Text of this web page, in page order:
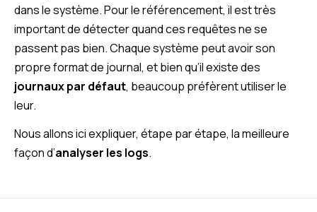
dans le système. Pour le référencement, il est très
important de détecter quand ces requêtes ne se
passent pas bien. Chaque système peut avoir son
propre format de journal, et bien qu’il existe des
journaux par défaut, beaucoup préfèrent utiliser le
leur.
Nous allons ici expliquer, étape par étape, la meilleure
façon d’analyser les logs.